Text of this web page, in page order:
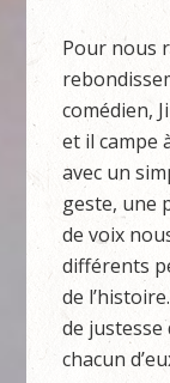
Pour nous
comédien,
et il campe
avec un
geste, une
de voix
différents
de
de
chacun